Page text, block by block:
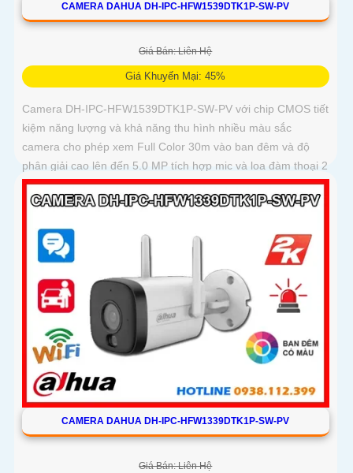
CAMERA DAHUA DH-IPC-HFW1539DTK1P-SW-PV
Giá Bán: Liên Hệ
Giá Khuyến Mại: 45%
Camera DH-IPC-HFW1539DTK1P-SW-PV với chip CMOS tiết
kiệm năng lượng và khả năng thu hình nhiều màu sắc
camera cho phép xem Full Color 30m vào ban đêm và độ
phân giải cao lên đến 5.0 MP tích hợp mic và loa đàm thoại 2
chiều
CAMERA DAHUA DH-IPC-HFW1339DTK1P-SW-PV
Giá Bán: Liên Hệ